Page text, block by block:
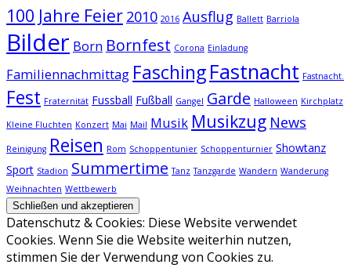
100 Jahre Feier 2010 2016 Ausflug Ballett Barriola
Bilder Born Bornfest Corona Einladung
Familiennachmittag FaschingFastnacht Fastnacht.
Fest Fraternität Fussball Fußball Gangel Garde Halloween Kirchplatz
Kleine Fluchten Konzert Mai Mail Musik Musikzug News
Reinigung Reisen Rom Schoppentunier Schoppenturnier Showtanz
Sport Stadion Summertime Tanz Tanzgarde Wandern Wanderung
Weihnachten Wettbewerb
Datenschutz & Cookies: Diese Website verwendet
Cookies. Wenn Sie die Website weiterhin nutzen,
stimmen Sie der Verwendung von Cookies zu.